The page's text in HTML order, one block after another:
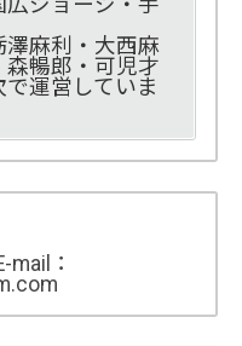
ジョージ・手
麻利・大西麻
暢郎・可児才
運営していま
：